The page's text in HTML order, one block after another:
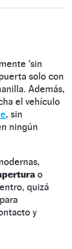
‘sin
solo con
Además,
el vehículo
, sin
ningún
o
quizá
para
y